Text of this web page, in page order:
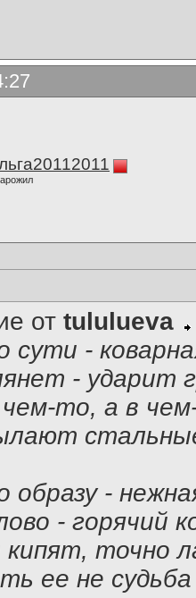
от tululueva
сути -
- ударит
то, а в
образу -
- горячий
точно
ее не судьба